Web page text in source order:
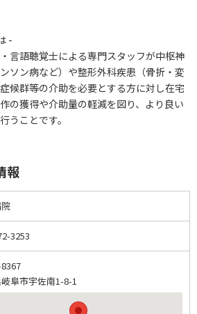
-
言語聴覚士による専門スタッフが中枢神
ソン病など）や整形外科疾患（骨折・変
候群等の介助を必要とする方に対し在宅
の獲得や介助量の軽減を図り、より良い
うことです。
報
3253
阜市宇佐南1-8-1